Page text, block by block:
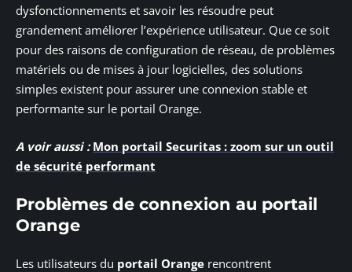
dysfonctionnements et savoir les résoudre peut
grandement améliorer l’expérience utilisateur. Que ce soit
pour des raisons de configuration de réseau, de problèmes
matériels ou de mises à jour logicielles, des solutions
simples existent pour assurer une connexion stable et
performante sur le portail Orange.
A voir aussi : Mon portail Securitas : zoom sur un outil
de sécurité performant
Problèmes de connexion au portail
Orange
Les utilisateurs du portail Orange rencontrent